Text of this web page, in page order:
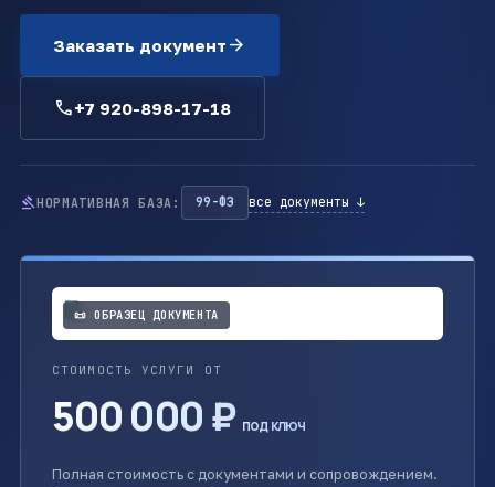
Заказать документ arrow_forward
call+7 920-898-17-18
gavelНОРМАТИВНАЯ БАЗА: 99-ФЗ все документы ↓
📜 ОБРАЗЕЦ ДОКУМЕНТА
СТОИМОСТЬ УСЛУГИ ОТ
500 000 ₽ под ключ
Полная стоимость с документами и сопровождением.